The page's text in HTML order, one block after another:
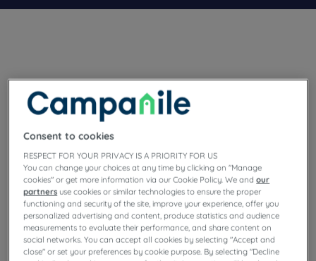
Położone w malowniczej kotlinie z widokiem na Alpy
Francuskie, Grenoble uwiedzie wielu podróżnych.
Nasze hotele Grenoble
Ciesz się komfortem pokoi Campanile w Grenoble. W
zależności od obiektu będziesz mieć do dyspozycji
prywatny parking, sale konferencyjne, restauracje z
samoobsługowymi bufetami lub daniami do wyboru z
karty, a także wieczorną rozrywkę.
Consent to cookies
RESPECT FOR YOUR PRIVACY IS A PRIORITY FOR US
You can change your choices at any time by clicking on "Manage
cookies" or get more information via our Cookie Policy. We andour
partners use cookies or similar technologies to ensure the proper
functioning and security of the site, improve your experience, offer you
personalized advertising and content, produce statistics and audience
measurements to evaluate their performance, and share content on
social networks. You can accept all cookies by selecting "Accept and
close" or set your preferences by cookie purpose. By selecting "Decline